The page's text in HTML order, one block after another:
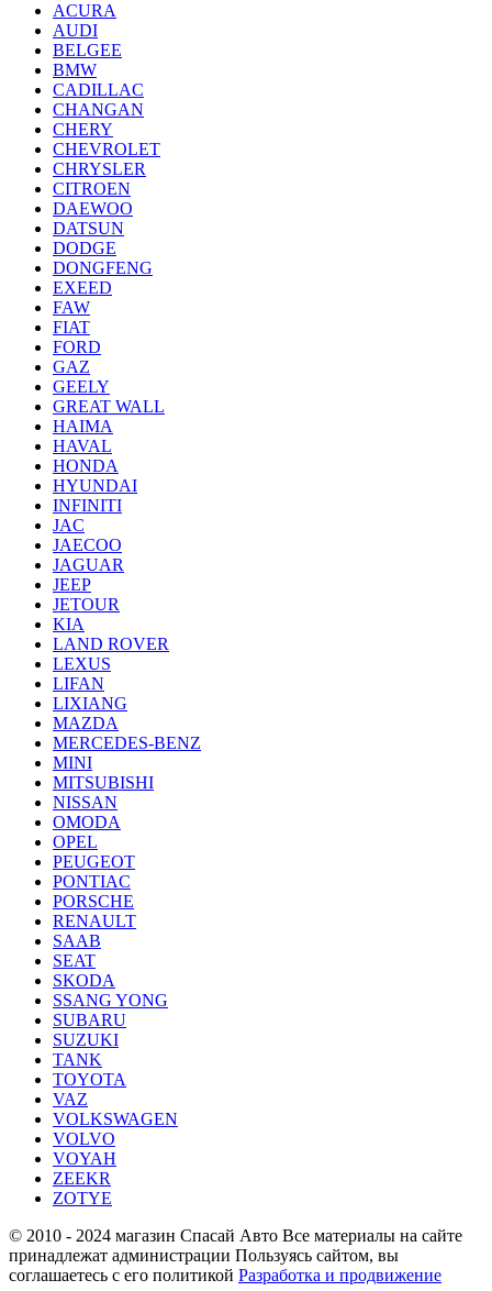
ACURA
AUDI
BELGEE
BMW
CADILLAC
CHANGAN
CHERY
CHEVROLET
CHRYSLER
CITROEN
DAEWOO
DATSUN
DODGE
DONGFENG
EXEED
FAW
FIAT
FORD
GAZ
GEELY
GREAT WALL
HAIMA
HAVAL
HONDA
HYUNDAI
INFINITI
JAC
JAECOO
JAGUAR
JEEP
JETOUR
KIA
LAND ROVER
LEXUS
LIFAN
LIXIANG
MAZDA
MERCEDES-BENZ
MINI
MITSUBISHI
NISSAN
OMODA
OPEL
PEUGEOT
PONTIAC
PORSCHE
RENAULT
SAAB
SEAT
SKODA
SSANG YONG
SUBARU
SUZUKI
TANK
TOYOTA
VAZ
VOLKSWAGEN
VOLVO
VOYAH
ZEEKR
ZOTYE
© 2010 - 2024 магазин Спасай Авто Все материалы на сайте
принадлежат администрации Пользуясь сайтом, вы
соглашаетесь с его политикой Разработка и продвижение